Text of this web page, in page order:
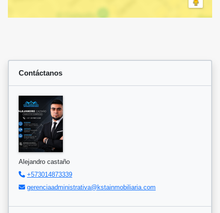
Contáctanos
Alejandro castaño
+573014873339
gerenciaadministrativa@kstainmobiliaria.com